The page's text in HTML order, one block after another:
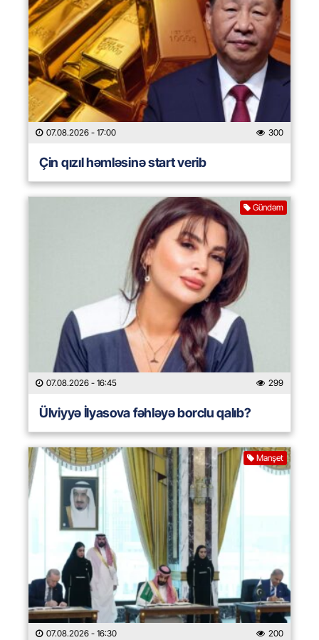
07.08.2026 - 17:00 300
Çin qızıl həmləsinə start verib
Gündəm
07.08.2026 - 16:45 299
Ülviyyə İlyasova fəhləyə borclu qalıb?
Manşet
07.08.2026 - 16:30 200